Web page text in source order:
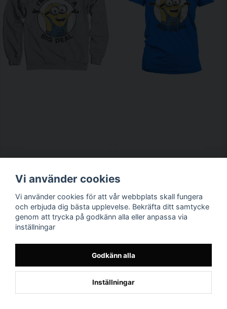
Finns i flera varianter
Minions - I'm Kind Of A Big
449 kr
Finns i flera varianter
Minions - I'm Kind Of A Big
Deal Tjej T-shirt
259 kr
Vi använder cookies
Vi använder cookies för att vår webbplats skall fungera
och erbjuda dig bästa upplevelse. Bekräfta ditt samtycke
genom att trycka på godkänn alla eller anpassa via
inställningar
Godkänn alla
Inställningar